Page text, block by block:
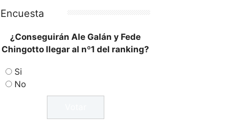
Encuesta
¿Conseguirán Ale Galán y Fede
Chingotto llegar al nº1 del ranking?
Si
No